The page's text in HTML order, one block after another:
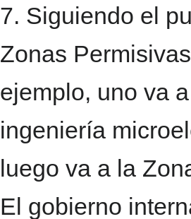
7. Siguiendo el
Zonas
ejemplo, uno va
ingeniería
luego va a la
El gobierno